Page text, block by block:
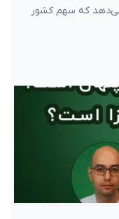
می‌دهد که سهم کشور